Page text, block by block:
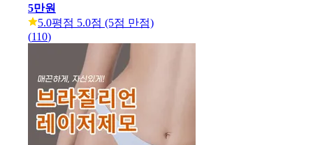
5만원
5.0평점 5.0점 (5점 만점)
(110)